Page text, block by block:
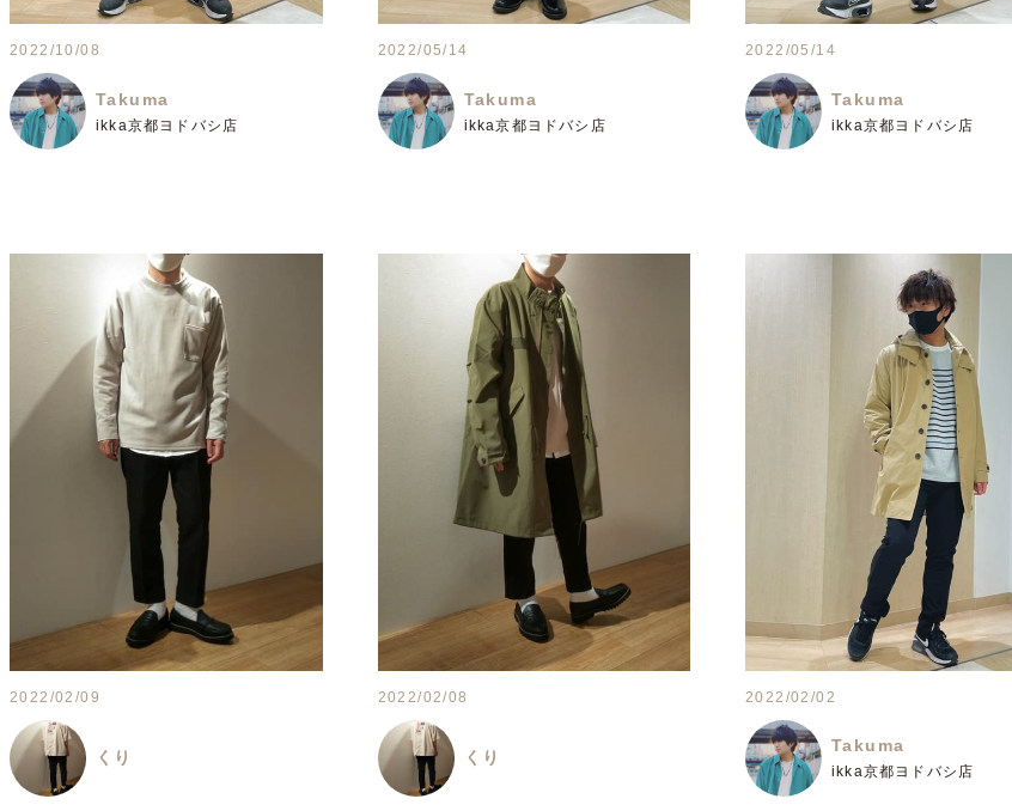
2022/10/08
Takuma
ikka京都ヨドバシ店
2022/05/14
Takuma
ikka京都ヨドバシ店
2022/05/14
Takuma
ikka京都ヨドバシ店
2022/02/09
くり
2022/02/08
くり
2022/02/02
Takuma
ikka京都ヨドバシ店